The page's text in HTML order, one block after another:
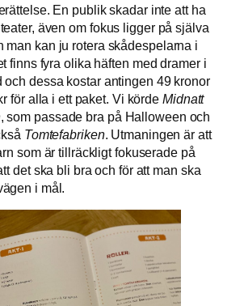
En publik skadar inte att ha
även om fokus ligger på själva
man kan ju rotera skådespelarna i
finns fyra olika häften med dramer i
och dessa kostar antingen 49 kronor
för alla i ett paket. Vi körde Midnatt
, som passade bra på Halloween och
Tomtefabriken. Utmaningen är att
som är tillräckligt fokuserade på
det ska bli bra och för att man ska
i mål.